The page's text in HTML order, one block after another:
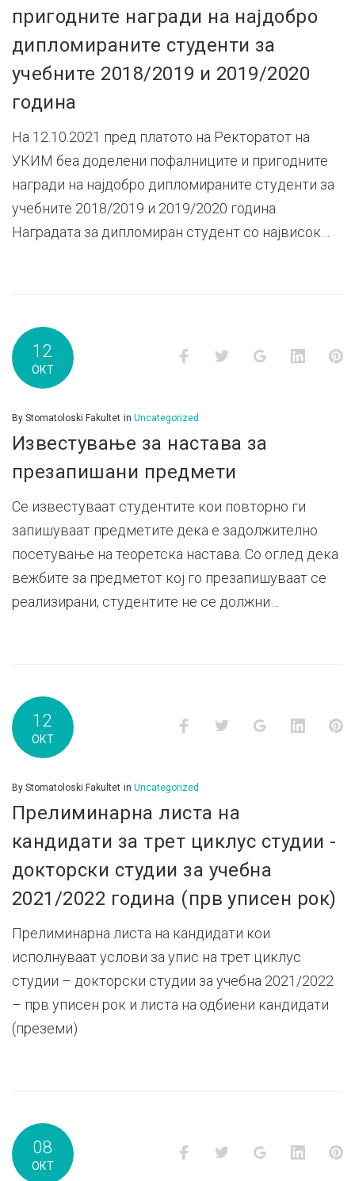
пригодните награди на најдобро
дипломираните студенти за
учебните 2018/2019 и 2019/2020
година
На 12.10.2021 пред платото на Ректоратот на
УКИМ беа доделени пофалниците и пригодните
награди на најдобро дипломираните студенти за
учебните 2018/2019 и 2019/2020 година.
Наградата за дипломиран студент со највисок…
12
ОКТ
FacebookTwitter Google+
By Stomatoloski Fakultet in Uncategorized
Известување за настава за
презапишани предмети
Се известуваат студентите кои повторно ги
запишуваат предметите дека е задолжително
посетување на теоретска настава. Со оглед дека
вежбите за предметот кој го презапишуваат се
реализирани, студентите не се должни…
12
ОКТ
FacebookTwitter Google+
By Stomatoloski Fakultet in Uncategorized
Прелиминарна листа на
кандидати за трет циклус студии -
докторски студии за учебна
2021/2022 година (прв уписен рок)
Прелиминарна листа на кандидати кои
исполнуваат услови за упис на трет циклус
студии – докторски студии за учебна 2021/2022
– прв уписен рок и листа на одбиени кандидати
(преземи)
08
ОКТ
FacebookTwitter Google+